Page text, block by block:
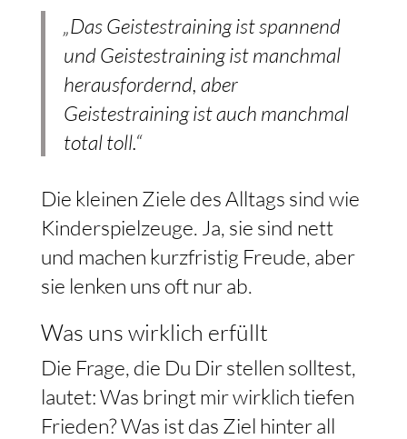
„Das Geistestraining ist spannend
und Geistestraining ist manchmal
herausfordernd, aber
Geistestraining ist auch manchmal
total toll.“
Die kleinen Ziele des Alltags sind wie
Kinderspielzeuge. Ja, sie sind nett
und machen kurzfristig Freude, aber
sie lenken uns oft nur ab.
Was uns wirklich erfüllt
Die Frage, die Du Dir stellen solltest,
lautet: Was bringt mir wirklich tiefen
Frieden? Was ist das Ziel hinter all